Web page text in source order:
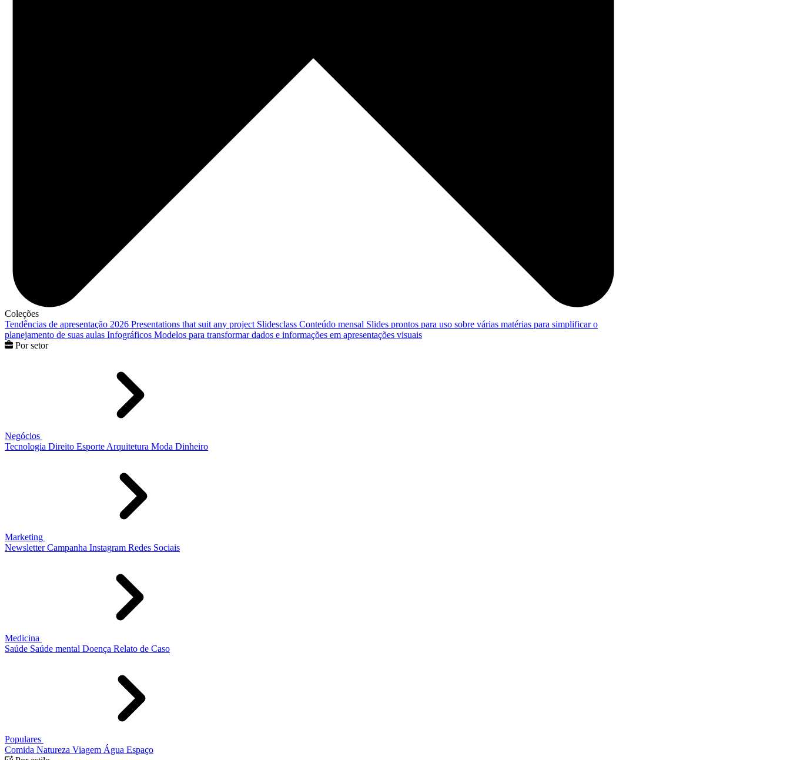
Coleções
Tendências de apresentação 2026 Presentations that suit any project Slidesclass Conteúdo mensal Slides prontos para uso sobre várias matérias para simplificar o
planejamento de suas aulas Infográficos Modelos para transformar dados e informações em apresentações visuais
Por setor
Negócios
Tecnologia Direito Esporte Arquitetura Moda Dinheiro
Marketing
Newsletter Campanha Instagram Redes Sociais
Medicina
Saúde Saúde mental Doença Relato de Caso
Populares
Comida Natureza Viagem Água Espaço